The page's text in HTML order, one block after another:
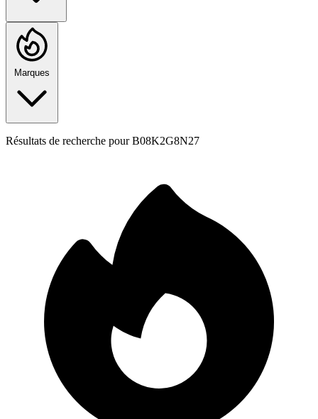
Marques
Résultats de recherche pourB08K2G8N27